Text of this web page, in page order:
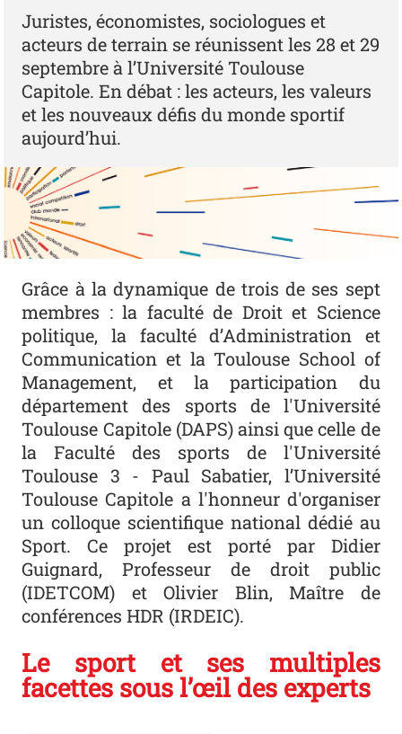
Juristes, économistes, sociologues et
acteurs de terrain se réunissent les 28 et 29
septembre à l’Université Toulouse
Capitole. En débat : les acteurs, les valeurs
et les nouveaux défis du monde sportif
aujourd’hui.
Grâce à la dynamique de trois de ses sept
membres : la faculté de Droit et Science
politique, la faculté d’Administration et
Communication et la Toulouse School of
Management, et la participation du
département des sports de l'Université
Toulouse Capitole (DAPS) ainsi que celle de
la Faculté des sports de l'Université
Toulouse 3 - Paul Sabatier, l’Université
Toulouse Capitole a l'honneur d'organiser
un colloque scientifique national dédié au
Sport. Ce projet est porté par Didier
Guignard, Professeur de droit public
(IDETCOM) et Olivier Blin, Maître de
conférences HDR (IRDEIC).
Le sport et ses multiples
facettes sous l’œil des experts